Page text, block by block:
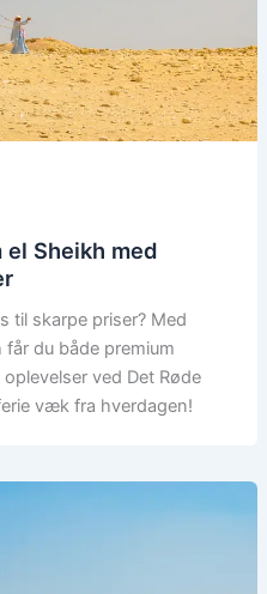
Sheikh med
til skarpe priser? Med
får du både premium
ved Det Røde
væk fra hverdagen!